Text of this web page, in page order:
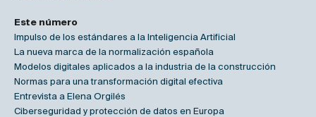
Este número
Impulso de los estándares a la Inteligencia Artificial
La nueva marca de la normalización española
Modelos digitales aplicados a la industria de la construcción
Normas para una transformación digital efectiva
Entrevista a Elena Orgilés
Ciberseguridad y protección de datos en Europa